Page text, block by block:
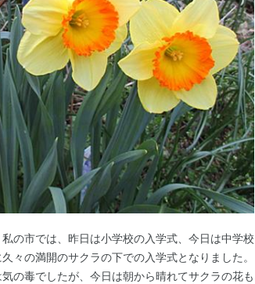
の市では、昨日は小学校の入学式、今日は中学校
々の満開のサクラの下での入学式となりました。
の毒でしたが、今日は朝から晴れてサクラの花も